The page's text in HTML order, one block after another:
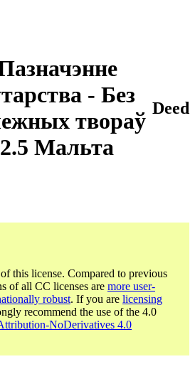
- Без
твораў
2.5 Мальта
Deed
this license. Compared to previous
of all CC licenses are more user-
robust. If you are licensing
recommend the use of the 4.0
NoDerivatives 4.0